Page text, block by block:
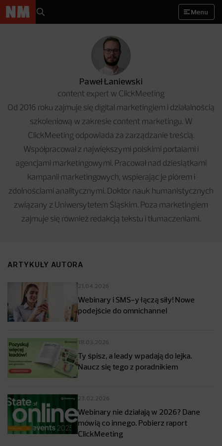
Menu
Paweł Łaniewski
content expert w ClickMeeting
Od 2016 roku zajmuje się digital marketingiem i działalnością
szkoleniową w zakresie content marketingu. W
ClickMeeting odpowiada za zarządzanie treścią.
Współpracował z największymi polskimi portalami i
agencjami marketingowymi. Pracował nad dziesiątkami
kampanii marketingowych, wspierając je piórem i
zdolnościami analitycznymi. Doktor nauk humanistycznych
związany z Uniwersytetem Śląskim. Poza marketingiem
zajmuje się również redakcją tekstu i tłumaczeniami.
ARTYKUŁY AUTORA
21.04.2026
Webinary i SMS-y łączą siły! Nowe
podejście do omnichannel
18.03.2026
Ty śpisz, a leady wpadają do lejka.
Naucz się tego z poradnikiem
23.02.2026
Webinary nie działają w 2026? Dane
mówią co innego. Pobierz raport
ClickMeeting